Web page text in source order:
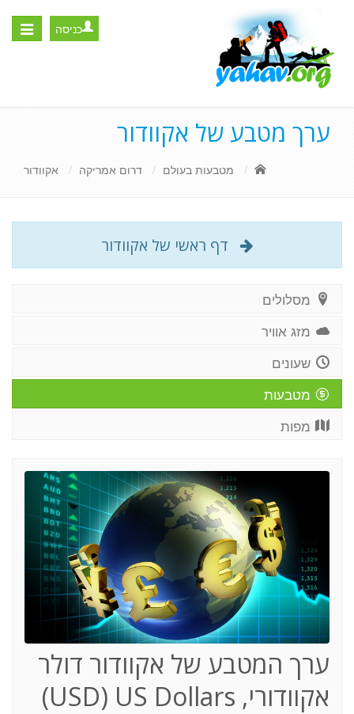
Toggle
כניסה
ערך מטבע של אקוודור
מטבעות בעולם דרום אמריקה אקוודור
דף ראשי של אקוודור
מסלולים
מזג אוויר
שעונים
מטבעות
מפות
ערך המטבע של אקוודור דולר
אקוודורי, (USD) US Dollars